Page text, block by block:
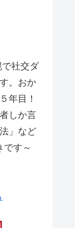
社交ダ
。おか
年目！
しか言
」など
です～